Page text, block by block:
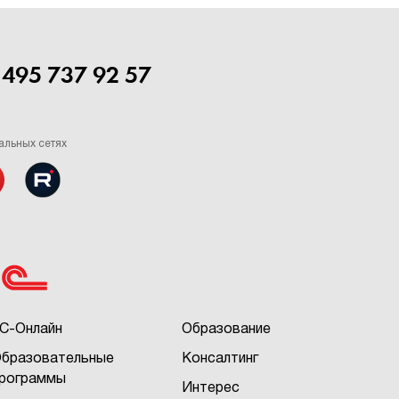
737 92 57
сетях
Онлайн Образование
Консалтинг
Интерес